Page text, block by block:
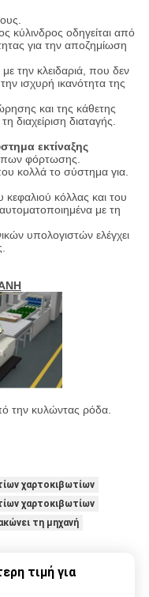
κύλινδρος οδηγείται από
για την αποζημίωση
την κλειδαριά, που δεν
ισχυρή ικανότητα της
και της κάθετης
διαχείριση διαταγής.
εκτίναξης
φόρτωσης.
κολλά το σύστημα για.
κόλλας και του
με τη
υπολογιστών ελέγχει
την κυλώντας ρόδα.
χαρτοκιβωτίων
χαρτοκιβωτίων
τη μηχανή
τιμή για